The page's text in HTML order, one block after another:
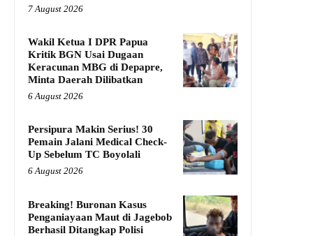
7 August 2026
Wakil Ketua I DPR Papua
Kritik BGN Usai Dugaan
Keracunan MBG di Depapre,
Minta Daerah Dilibatkan
6 August 2026
Persipura Makin Serius! 30
Pemain Jalani Medical Check-
Up Sebelum TC Boyolali
6 August 2026
Breaking! Buronan Kasus
Penganiayaan Maut di Jagebob
Berhasil Ditangkap Polisi